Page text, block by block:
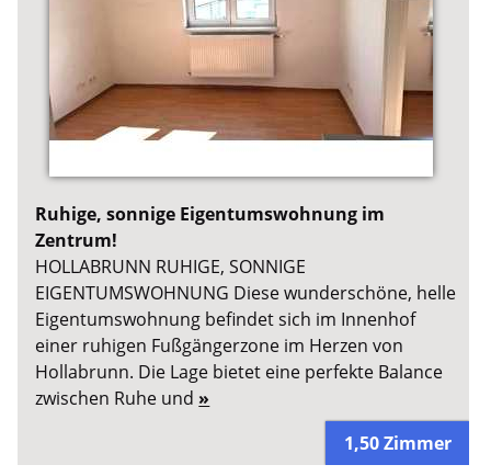
Ruhige, sonnige Eigentumswohnung im
Zentrum!
HOLLABRUNN RUHIGE, SONNIGE
EIGENTUMSWOHNUNG Diese wunderschöne, helle
Eigentumswohnung befindet sich im Innenhof
einer ruhigen Fußgängerzone im Herzen von
Hollabrunn. Die Lage bietet eine perfekte Balance
zwischen Ruhe und »
1,50 Zimmer